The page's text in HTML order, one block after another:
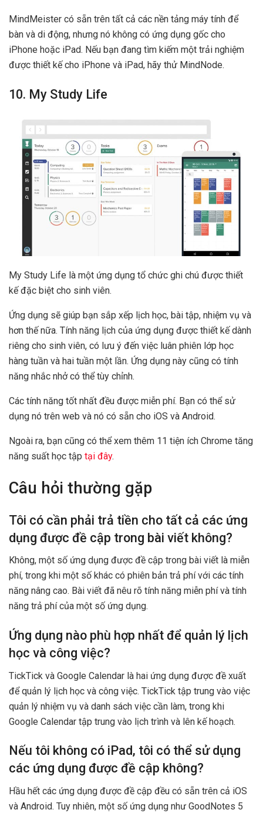
MindMeister có sẵn trên tất cả các nền tảng máy tính để
bàn và di động, nhưng nó không có ứng dụng gốc cho
iPhone hoặc iPad. Nếu bạn đang tìm kiếm một trải nghiệm
được thiết kế cho iPhone và iPad, hãy thử MindNode.
10. My Study Life
My Study Life là một ứng dụng tổ chức ghi chú được thiết
kế đặc biệt cho sinh viên.
Ứng dụng sẽ giúp bạn sắp xếp lịch học, bài tập, nhiệm vụ và
hơn thế nữa. Tính năng lịch của ứng dụng được thiết kế dành
riêng cho sinh viên, có lưu ý đến việc luân phiên lớp học
hàng tuần và hai tuần một lần. Ứng dụng này cũng có tính
năng nhắc nhở có thể tùy chỉnh.
Các tính năng tốt nhất đều được miễn phí. Bạn có thể sử
dụng nó trên web và nó có sẵn cho iOS và Android.
Ngoài ra, bạn cũng có thể xem thêm 11 tiện ích Chrome tăng
năng suất học tập tại đây.
Câu hỏi thường gặp
Tôi có cần phải trả tiền cho tất cả các ứng
dụng được đề cập trong bài viết không?
Không, một số ứng dụng được đề cập trong bài viết là miễn
phí, trong khi một số khác có phiên bản trả phí với các tính
năng nâng cao. Bài viết đã nêu rõ tính năng miễn phí và tính
năng trả phí của một số ứng dụng.
Ứng dụng nào phù hợp nhất để quản lý lịch
học và công việc?
TickTick và Google Calendar là hai ứng dụng được đề xuất
để quản lý lịch học và công việc. TickTick tập trung vào việc
quản lý nhiệm vụ và danh sách việc cần làm, trong khi
Google Calendar tập trung vào lịch trình và lên kế hoạch.
Nếu tôi không có iPad, tôi có thể sử dụng
các ứng dụng được đề cập không?
Hầu hết các ứng dụng được đề cập đều có sẵn trên cả iOS
và Android. Tuy nhiên, một số ứng dụng như GoodNotes 5